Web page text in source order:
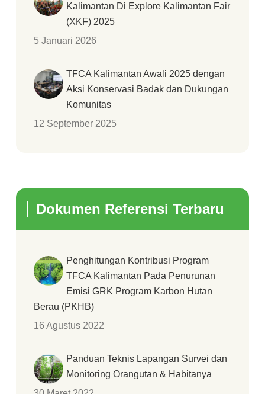
Kalimantan Di Explore Kalimantan Fair
(XKF) 2025
5 Januari 2026
TFCA Kalimantan Awali 2025 dengan
Aksi Konservasi Badak dan Dukungan
Komunitas
12 September 2025
Dokumen Referensi Terbaru
Penghitungan Kontribusi Program
TFCA Kalimantan Pada Penurunan
Emisi GRK Program Karbon Hutan
Berau (PKHB)
16 Agustus 2022
Panduan Teknis Lapangan Survei dan
Monitoring Orangutan & Habitanya